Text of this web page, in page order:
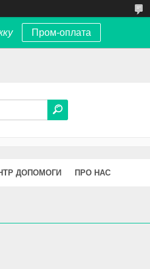
Пром-оплата
ДОПОМОГИ ПРО НАС